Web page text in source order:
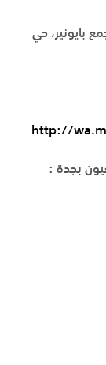
بايونير، حي
http://
بجدة :